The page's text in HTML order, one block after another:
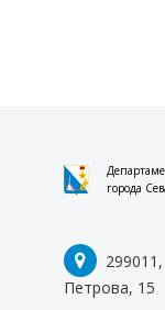
города
Петрова, 15
ДОКУМЕНТЫ
СЕВАСТОПОЛЯ